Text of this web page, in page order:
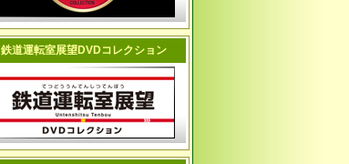
鉄道運転室展望DVDコレクション